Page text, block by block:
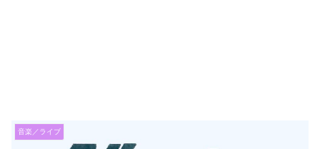
音楽／ライブ